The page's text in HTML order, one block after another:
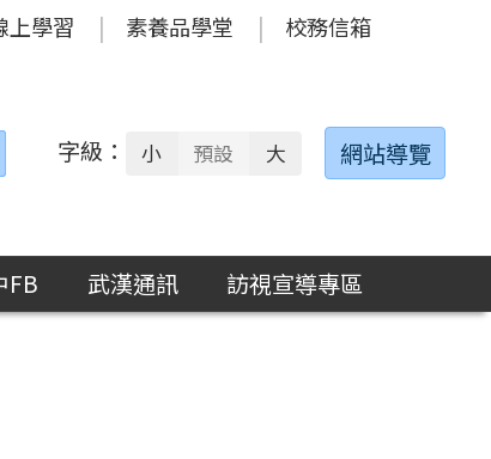
上學習 素養品學堂 校務信箱
搜
字級： 小 預設 大 網站導覽
FB 武漢通訊
訪視宣導專區